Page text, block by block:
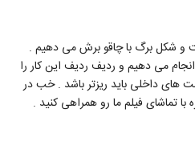
و شکل برگ با چاقو برش می دهیم .
می دهیم و ردیف ردیف این کار را
های داخلی باید ریزتر باشد . خب در
با تماشای فیلم ما رو همراهی کنید .